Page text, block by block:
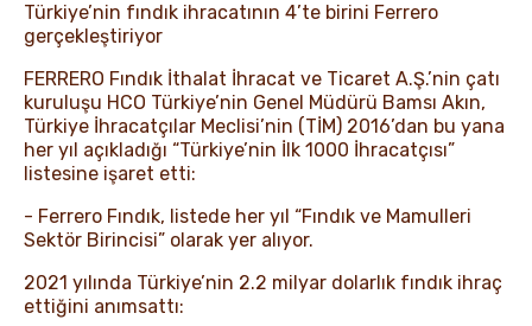
Türkiye’nin fındık ihracatının 4’te birini Ferrero
gerçekleştiriyor
FERRERO Fındık İthalat İhracat ve Ticaret A.Ş.’nin çatı
kuruluşu HCO Türkiye’nin Genel Müdürü Bamsı Akın,
Türkiye İhracatçılar Meclisi’nin (TİM) 2016’dan bu yana
her yıl açıkladığı “Türkiye’nin İlk 1000 İhracatçısı”
listesine işaret etti:
- Ferrero Fındık, listede her yıl “Fındık ve Mamulleri
Sektör Birincisi” olarak yer alıyor.
2021 yılında Türkiye’nin 2.2 milyar dolarlık fındık ihraç
ettiğini anımsattı: